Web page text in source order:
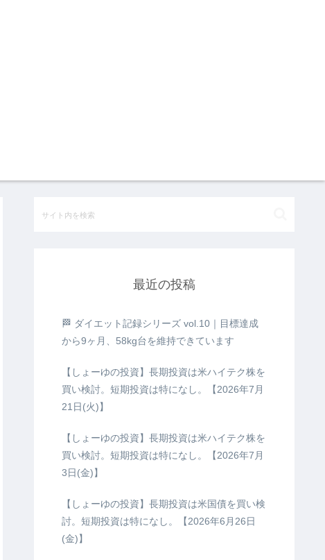
最近の投稿
🏁 ダイエット記録シリーズ vol.10｜目標達成
から9ヶ月、58kg台を維持できています
【しょーゆの投資】長期投資は米ハイテク株を
買い検討。短期投資は特になし。【2026年7月
21日(火)】
【しょーゆの投資】長期投資は米ハイテク株を
買い検討。短期投資は特になし。【2026年7月
3日(金)】
【しょーゆの投資】長期投資は米国債を買い検
討。短期投資は特になし。【2026年6月26日
(金)】